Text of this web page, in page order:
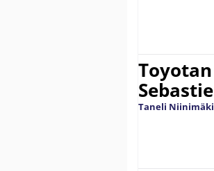
Taneli Niinimäki